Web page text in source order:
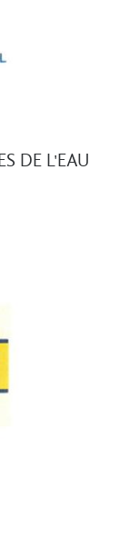
DE L'EAU